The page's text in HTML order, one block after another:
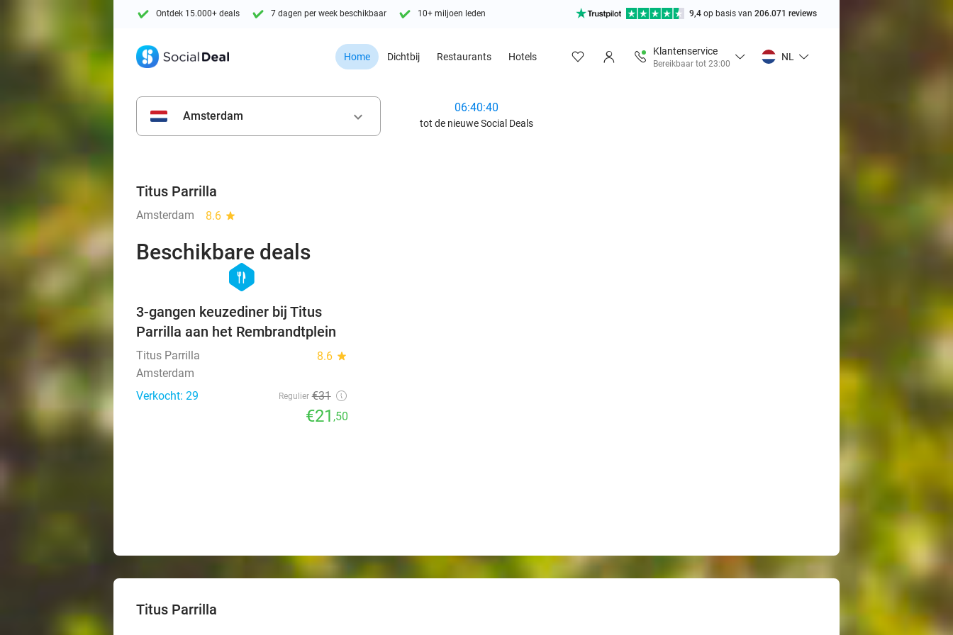
Ontdek 15.000+ deals 7 dagen per week beschikbaar 10+ miljoen leden 9,4 op basis van 206.071 reviews
Home Dichtbij Restaurants Hotels
Klantenservice
Bereikbaar tot 23:00
NL
Amsterdam keyboard_arrow_down
06:40:38
tot de nieuwe Social Deals
Titus Parrilla
Amsterdam 8.6 star
Beschikbare deals
hexagon
food
3-gangen keuzediner bij Titus
Parrilla aan het Rembrandtplein
Titus Parrilla 8.6 star
Amsterdam
Verkocht: 29
Regulier €31
€21 ,50
Titus Parrilla